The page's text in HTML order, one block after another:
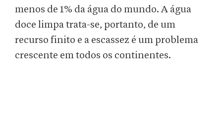
menos de 1% da água do mundo. A água
doce limpa trata-se, portanto, de um
recurso finito e a escassez é um problema
crescente em todos os continentes.